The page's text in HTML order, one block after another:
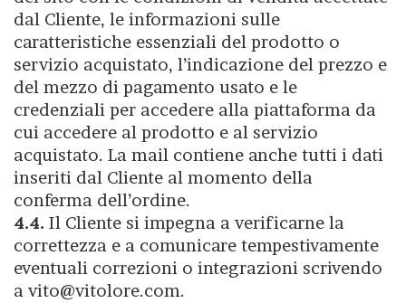
dal Cliente, le informazioni sulle
caratteristiche essenziali del prodotto o
servizio acquistato, l’indicazione del prezzo e
del mezzo di pagamento usato e le
credenziali per accedere alla piattaforma da
cui accedere al prodotto e al servizio
acquistato. La mail contiene anche tutti i dati
inseriti dal Cliente al momento della
conferma dell’ordine.
4.4. Il Cliente si impegna a verificarne la
correttezza e a comunicare tempestivamente
eventuali correzioni o integrazioni scrivendo
a vito@vitolore.com.